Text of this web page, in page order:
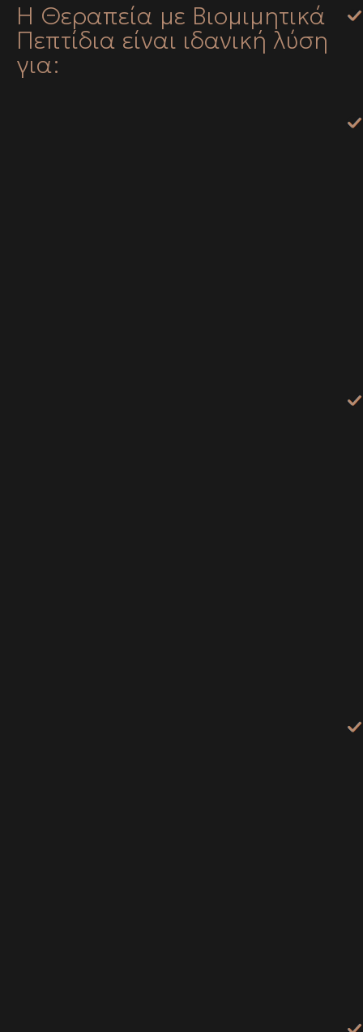
Η Θεραπεία με Βιομιμητικά
Πεπτίδια είναι ιδανική λύση
για: